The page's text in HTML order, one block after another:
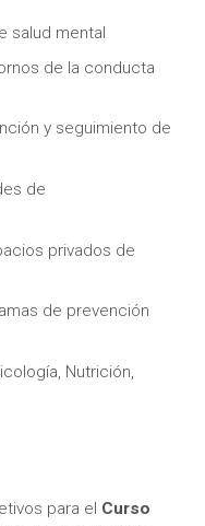
salud mental
de la conducta
y seguimiento de
de
privados de
de prevención
Nutrición,
para el Curso